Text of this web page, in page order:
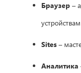
Браузер –
Sites –
Аналитика